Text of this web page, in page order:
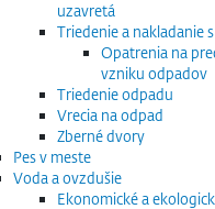
uzavretá
Triedenie a nakladanie
Opatrenia na
vzniku odpadov
Triedenie odpadu
Vrecia na odpad
Zberné dvory
Pes v meste
Voda a ovzdušie
Ekonomické a